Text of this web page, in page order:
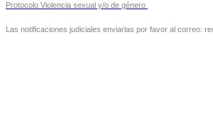
Protocolo Violencia sexual y/o de género
Las notificaciones judiciales enviarlas por favor al correo: